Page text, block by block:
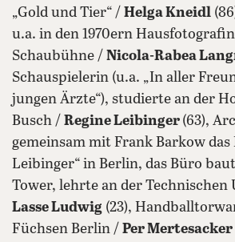
„Gold und Tier“ / Helga Kneidl
u.a. in den 1970ern
Schaubühne / Nicola-Rabea
Schauspielerin (u.a. „In aller
jungen Ärzte“), studierte an der
Busch / Regine Leibinger (63),
gemeinsam mit Frank Barkow das
Leibinger“ in Berlin, das Büro
Tower, lehrte an der Technischen
Lasse Ludwig (23),
Füchsen Berlin / Per Mertesacker